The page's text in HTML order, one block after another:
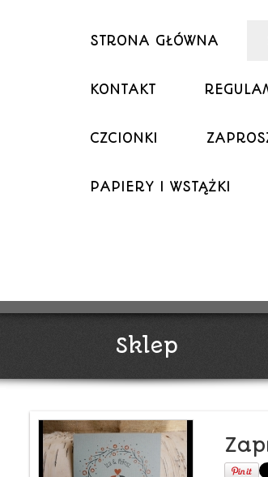
STRONA GŁÓWNA
KONTAKT
CZCIONKI
PAPIERY I WSTĄŻKI
Sklep